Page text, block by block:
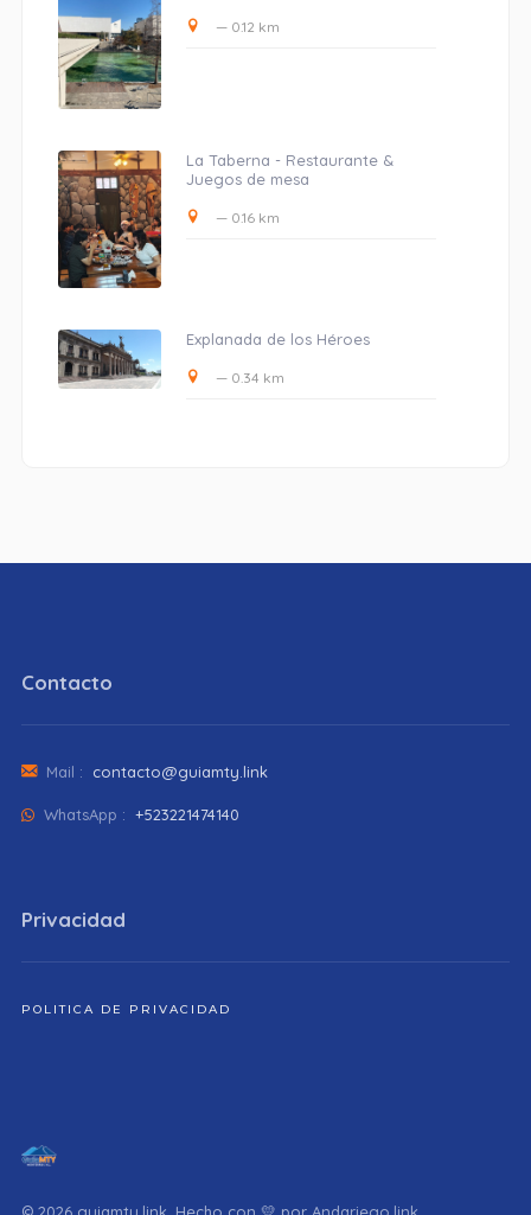
— 0.12 km
La Taberna - Restaurante &
Juegos de mesa
— 0.16 km
Explanada de los Héroes
— 0.34 km
Contacto
Mail : contacto@guiamty.link
WhatsApp : +523221474140
Privacidad
POLITICA DE PRIVACIDAD